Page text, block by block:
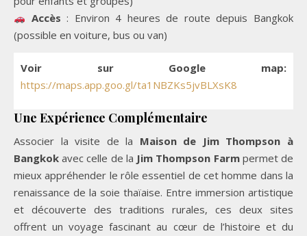
Accès : Environ 4 heures de route depuis Bangkok
(possible en voiture, bus ou van)
Voir sur Google map:
https://maps.app.goo.gl/ta1NBZKs5jvBLXsK8
Une Expérience Complémentaire
Associer la visite de la Maison de Jim Thompson à
Bangkok avec celle de la Jim Thompson Farmpermet de
mieux appréhender le rôle essentiel de cet homme dans la
renaissance de la soie thaïaise. Entre immersion artistique
et découverte des traditions rurales, ces deux sites
offrent un voyage fascinant au cœur de l’histoire et du